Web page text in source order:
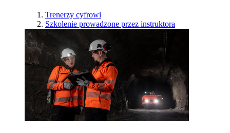
Trenerzy cyfrowi
Szkolenie prowadzone przez instruktora